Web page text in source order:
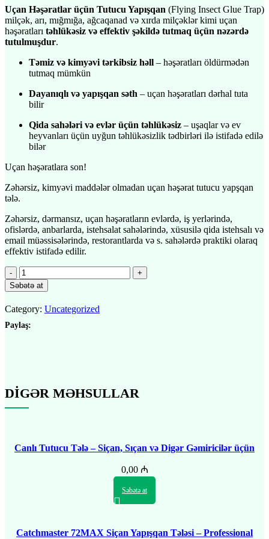
Uçan Həşəratlar üçün Tutucu Yapışqan (Flying Insect Glue Trap)
milçək, arı, mığmığa, ağcaqanad və xırda milçəklər kimi uçan
həşəratları təhlükəsiz və effektiv şəkildə tutmaq üçün nəzərdə
tutulmuşdur.
Təmiz və kimyəvi tərkibsiz həll – həşəratları öldürmədən
tutmaq mümkün
Dayanıqlı və yapışqan səth – uçan həşəratları dərhal tuta
bilir
Qida sahələri və evlər üçün təhlükəsiz – uşaqlar və ev
heyvanları üçün uyğun təhlükəsizlik tədbirləri ilə istifadə edilə
bilər
Uçan həşəratlara son!
Zəhərsiz, kimyəvi maddələr olmadan uçan həşərat tutucu yapşqan
tələ.
Zəhərsiz, dərmansız, uçan həşəratların evlərdə, iş yerlərində,
ofislərdə, anbarlarda, istehsalat sahələrində, xüsusilə qida istehsalı və
email müəssisələrində, restorantlarda və s. sahələrdə praktiki olaraq
effektiv istifadə edilir.
Səbətə at
Category: Uncategorized
Paylaş:
DİGƏR MƏHSULLAR
Canlı Tutucu Tələ – Siçan, Sıçan və Digər Gəmiricilər üçün
0,00 ₼
Səbətə at
Catchmaster 72MAX Siçan Yapışqan Tələsi – Professional